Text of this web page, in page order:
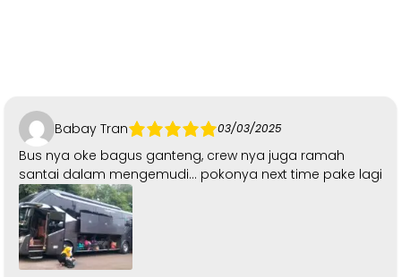
Babay Tran 03/03/2025
Bus nya oke bagus ganteng, crew nya juga ramah
santai dalam mengemudi… pokonya next time pake lagi